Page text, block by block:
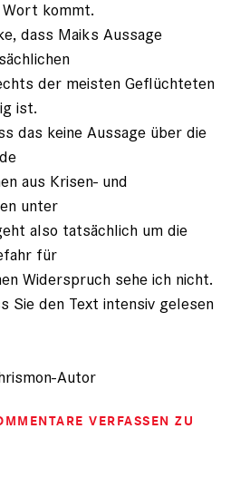
kommt.
dass Maiks Aussage
der meisten Geflüchteten
ist.
das keine Aussage über die
aus Krisen- und
unter
also tatsächlich um die
für
Widerspruch sehe ich nicht.
Sie den Text intensiv gelesen
Autor
VERFASSEN ZU